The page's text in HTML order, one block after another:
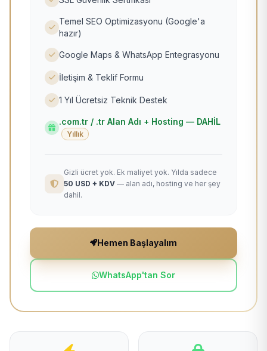
Temel SEO Optimizasyonu (Google'a
hazır)
Google Maps & WhatsApp Entegrasyonu
İletişim & Teklif Formu
1 Yıl Ücretsiz Teknik Destek
.com.tr / .tr Alan Adı + Hosting — DAHİL
Yıllık
Gizli ücret yok. Ek maliyet yok. Yılda sadece
50 USD + KDV — alan adı, hosting ve her şey
dahil.
Hemen Başlayalım
WhatsApp'tan Sor